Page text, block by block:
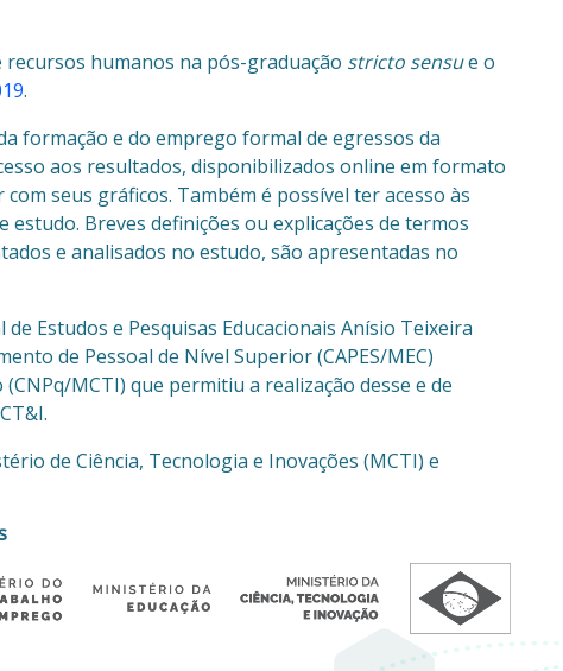
recursos humanos na pós-graduação stricto sensue o
.
formação e do emprego formal de egressos da
aos resultados, disponibilizados online em formato
seus gráficos. Também é possível ter acesso às
estudo. Breves definições ou explicações de termos
e analisados no estudo, são apresentadas no
Estudos e Pesquisas Educacionais Anísio Teixeira
de Pessoal de Nível Superior (CAPES/MEC)
MCTI) que permitiu a realização desse e de
de Ciência, Tecnologia e Inovações (MCTI) e